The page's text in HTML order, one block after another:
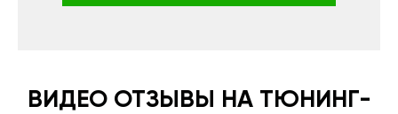
ВИДЕО ОТЗЫВЫ НА ТЮНИНГ-